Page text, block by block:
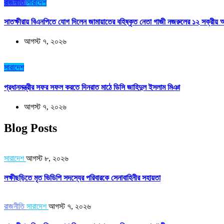
রাজনীতি সারাদেশ
সাতক্ষীরায় বিএনপিতে যোগ দিলেন জামায়াতের বহিষ্কৃত নেতা গাজী নজরুলের ১২ সক্রীয়
আগস্ট ৭, ২০২৬
সারাদেশ
প্রধানমন্ত্রীর সফর সফল করতে দিনরাত মাঠে ডিসি জাহিদুল ইসলাম মিঞা
আগস্ট ৭, ২০২৬
Blog Posts
সারাদেশ আগস্ট ৮, ২০২৬
লক্ষীছড়িতে মৃত ভিডিপি সদস্যের পরিবারকে সেনাবাহিনীর সহায়তা
রাজনীতি সারাদেশ আগস্ট ৭, ২০২৬